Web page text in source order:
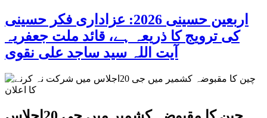
اربعین حسینی 2026: عزاداری فکر حسینی
کی ترویج کا ذریعہ ہے، قائد ملت جعفریہ
آیت اللہ سید ساجد علی نقوی